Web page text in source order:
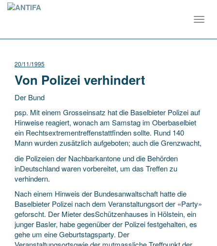
20/11/1995
Von Polizei verhindert
Der Bund
psp. Mit einem Grosseinsatz hat die Baselbieter Polizei auf
Hinweise reagiert, wonach am Samstag im Oberbaselbiet
ein Rechtsextrementreffenstattfinden sollte. Rund 140
Mann wurden zusätzlich aufgeboten; auch die Grenzwacht,
die Polizeien der Nachbarkantone und die Behörden
inDeutschland waren vorbereitet, um das Treffen zu
verhindern.
Nach einem Hinweis der Bundesanwaltschaft hatte die
Baselbieter Polizei nach dem Veranstaltungsort der «Party»
geforscht. Der Mieter desSchützenhauses in Hölstein, ein
junger Basler, habe gegenüber der Polizei festgehalten, es
gehe um eine Geburtstagsparty. Der